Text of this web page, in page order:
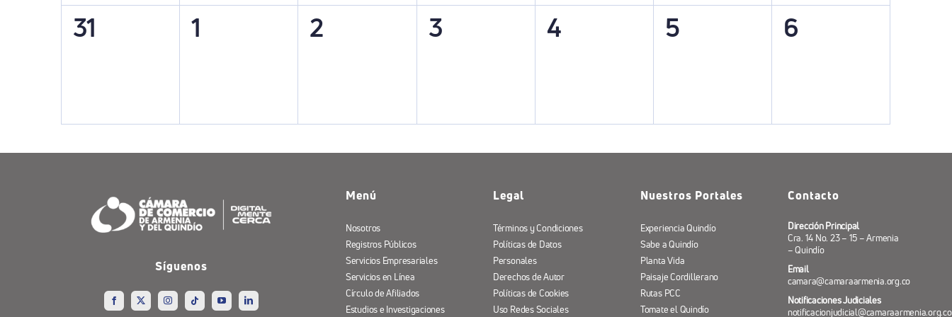
0
31
0
1
0
2
0
3
0
4
0
5
0
6
Síguenos
Menú
Nosotros
Registros Públicos
Servicios Empresariales
Servicios en Línea
Círculo de Afiliados
Estudios e Investigaciones
Legal
Términos y Condiciones
Políticas de Datos
Personales
Derechos de Autor
Políticas de Cookies
Uso Redes Sociales
Nuestros Portales
Experiencia Quindío
Sabe a Quindío
Planta Vida
Paisaje Cordillerano
Rutas PCC
Tomate el Quindío
Contacto
Dirección Principal
Cra. 14 No. 23 – 15 – Armenia
– Quindío
Email
camara@camaraarmenia.org.co
Notificaciones Judiciales
notificacionjudicial@camaraarmenia.org.co